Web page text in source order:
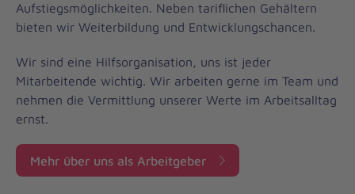
Aufstiegsmöglichkeiten. Neben tariflichen Gehältern
bieten wir Weiterbildung und Entwicklungschancen.
Wir sind eine Hilfsorganisation, uns ist jeder
Mitarbeitende wichtig. Wir arbeiten gerne im Team und
nehmen die Vermittlung unserer Werte im Arbeitsalltag
ernst.
Mehr über uns als Arbeitgeber